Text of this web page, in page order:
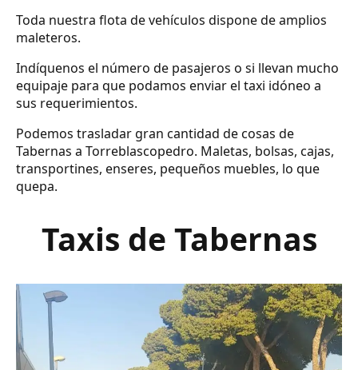
Toda nuestra flota de vehículos dispone de amplios
maleteros.
Indíquenos el número de pasajeros o si llevan mucho
equipaje para que podamos enviar el taxi idóneo a
sus requerimientos.
Podemos trasladar gran cantidad de cosas de
Tabernas a Torreblascopedro. Maletas, bolsas, cajas,
transportines, enseres, pequeños muebles, lo que
quepa.
Taxis de Tabernas